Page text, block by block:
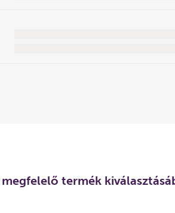
termék